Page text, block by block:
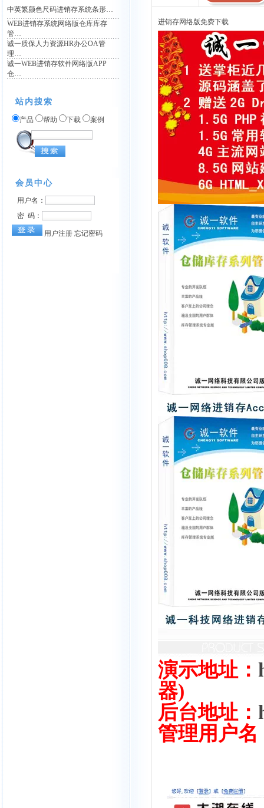
中英繁颜色尺码进销存系统条形…
WEB进销存系统网络版仓库库存
管…
诚一质保人力资源HR办公OA管
理…
诚一WEB进销存软件网络版APP
仓…
站内搜索
产品 帮助 下载 案例
进销存网络版免费下载
演示地址：
器)
后台地址：
管理用户